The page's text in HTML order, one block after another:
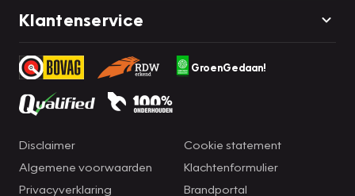
Klantenservice
GroenGedaan!
Disclaimer
Algemene voorwaarden
Privacyverklaring
Cookie statement
Klachtenformulier
Brandportal